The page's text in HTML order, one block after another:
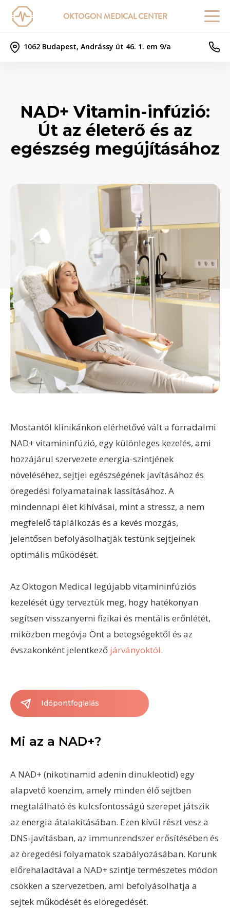
OKTOGON MEDICAL CENTER
1062 Budapest, Andrássy út 46. 1. em 9/a
NAD+ Vitamin-infúzió:
Út az életerő és az
egészség megújításához
Mostantól klinikánkon elérhetővé vált a forradalmi
NAD+ vitamininfúzió, egy különleges kezelés, ami
hozzájárul szervezete energia-szintjének
növeléséhez, sejtjei egészségének javításához és
öregedési folyamatainak lassításához. A
mindennapi élet kihívásai, mint a stressz, a nem
megfelelő táplálkozás és a kevés mozgás,
jelentősen befolyásolhatják testünk sejtjeinek
optimális működését.
Az Oktogon Medical legújabb vitamininfúziós
kezelését úgy terveztük meg, hogy hatékonyan
segítsen visszanyerni fizikai és mentális erőnlétét,
miközben megóvja Önt a betegségektől és az
évszakonként jelentkező járványoktól.
Időpontfoglalás
Mi az a NAD+?
A NAD+ (nikotinamid adenin dinukleotid) egy
alapvető koenzim, amely minden élő sejtben
megtalálható és kulcsfontosságú szerepet játszik
az energia átalakításában. Ezen kívül részt vesz a
DNS-javításban, az immunrendszer erősítésében és
az öregedési folyamatok szabályozásában. Korunk
előrehaladtával a NAD+ szintje természetes módon
csökken a szervezetben, ami befolyásolhatja a
sejtek működését és elöregedését.